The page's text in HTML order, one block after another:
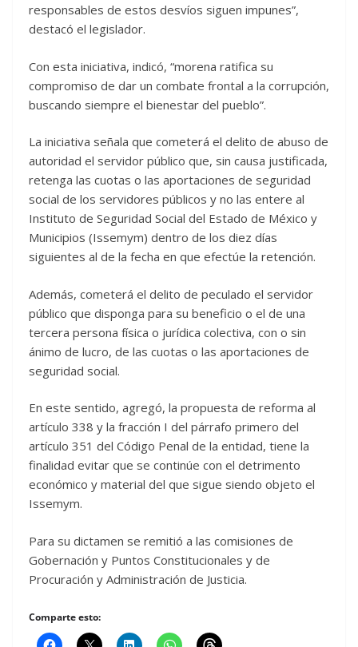
responsables de estos desvíos siguen impunes”,
destacó el legislador.
Con esta iniciativa, indicó, “morena ratifica su
compromiso de dar un combate frontal a la corrupción,
buscando siempre el bienestar del pueblo”.
La iniciativa señala que cometerá el delito de abuso de
autoridad el servidor público que, sin causa justificada,
retenga las cuotas o las aportaciones de seguridad
social de los servidores públicos y no las entere al
Instituto de Seguridad Social del Estado de México y
Municipios (Issemym) dentro de los diez días
siguientes al de la fecha en que efectúe la retención.
Además, cometerá el delito de peculado el servidor
público que disponga para su beneficio o el de una
tercera persona física o jurídica colectiva, con o sin
ánimo de lucro, de las cuotas o las aportaciones de
seguridad social.
En este sentido, agregó, la propuesta de reforma al
artículo 338 y la fracción I del párrafo primero del
artículo 351 del Código Penal de la entidad, tiene la
finalidad evitar que se continúe con el detrimento
económico y material del que sigue siendo objeto el
Issemym.
Para su dictamen se remitió a las comisiones de
Gobernación y Puntos Constitucionales y de
Procuración y Administración de Justicia.
Comparte esto: